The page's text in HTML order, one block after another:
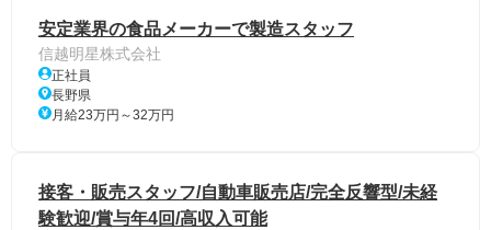
安定業界の食品メーカーで製造スタッフ
信越明星株式会社
正社員
長野県
月給23万円～32万円
接客・販売スタッフ/自動車販売店/完全反響型/未経
験歓迎/賞与年4回/高収入可能